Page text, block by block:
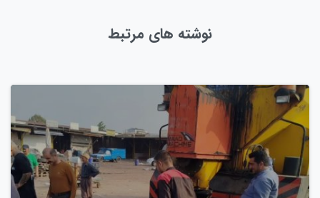
نوشته های مرتبط